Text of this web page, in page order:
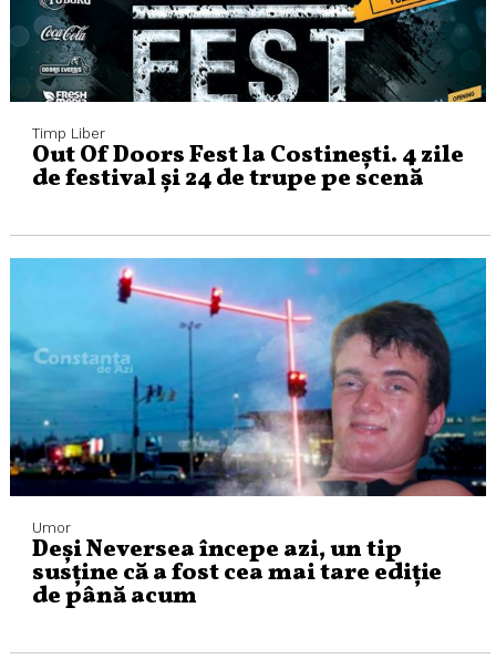
Timp Liber
Out Of Doors Fest la Costinești. 4 zile
de festival și 24 de trupe pe scenă
Umor
Deși Neversea începe azi, un tip
susține că a fost cea mai tare ediție
de până acum